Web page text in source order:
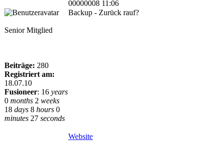
00000008 11:06
Senior Mitglied
Beiträge: 280
Registriert am:
18.07.10
Fusioneer: 16 years
0 months 2 weeks
18 days 8 hours 0
minutes 27 seconds
Backup - Zurück rauf?
Website